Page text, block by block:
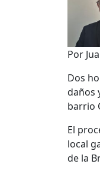
Por
Dos
daños
barrio
El
local
de la